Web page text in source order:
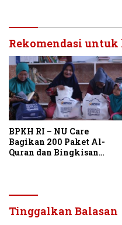
Rekomendasi untuk
BPKH RI – NU Care
Bagikan 200 Paket Al-
Quran dan Bingkisan
Tinggalkan Balasan